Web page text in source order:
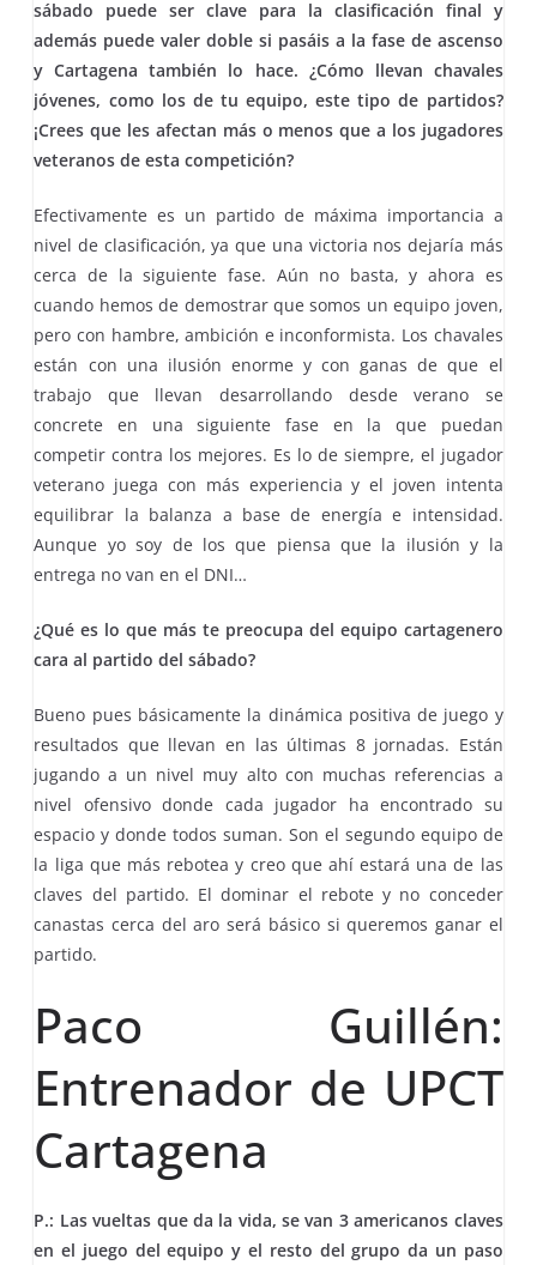
sábado puede ser clave para la clasificación final y
además puede valer doble si pasáis a la fase de ascenso
y Cartagena también lo hace. ¿Cómo llevan chavales
jóvenes, como los de tu equipo, este tipo de partidos?
¡Crees que les afectan más o menos que a los jugadores
veteranos de esta competición?
Efectivamente es un partido de máxima importancia a
nivel de clasificación, ya que una victoria nos dejaría más
cerca de la siguiente fase. Aún no basta, y ahora es
cuando hemos de demostrar que somos un equipo joven,
pero con hambre, ambición e inconformista. Los chavales
están con una ilusión enorme y con ganas de que el
trabajo que llevan desarrollando desde verano se
concrete en una siguiente fase en la que puedan
competir contra los mejores. Es lo de siempre, el jugador
veterano juega con más experiencia y el joven intenta
equilibrar la balanza a base de energía e intensidad.
Aunque yo soy de los que piensa que la ilusión y la
entrega no van en el DNI…
¿Qué es lo que más te preocupa del equipo cartagenero
cara al partido del sábado?
Bueno pues básicamente la dinámica positiva de juego y
resultados que llevan en las últimas 8 jornadas. Están
jugando a un nivel muy alto con muchas referencias a
nivel ofensivo donde cada jugador ha encontrado su
espacio y donde todos suman. Son el segundo equipo de
la liga que más rebotea y creo que ahí estará una de las
claves del partido. El dominar el rebote y no conceder
canastas cerca del aro será básico si queremos ganar el
partido.
Paco Guillén:
Entrenador de UPCT
Cartagena
P.: Las vueltas que da la vida, se van 3 americanos claves
en el juego del equipo y el resto del grupo da un paso